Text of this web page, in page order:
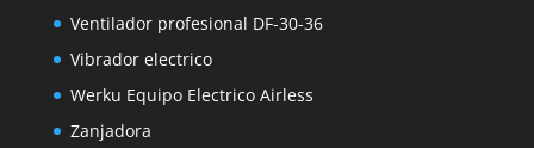
Ventilador profesional DF-30-36
Vibrador electrico
Werku Equipo Electrico Airless
Zanjadora